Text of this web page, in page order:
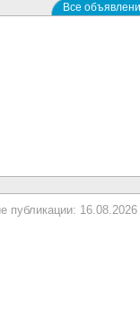
Все
публикации: 16.08.2026